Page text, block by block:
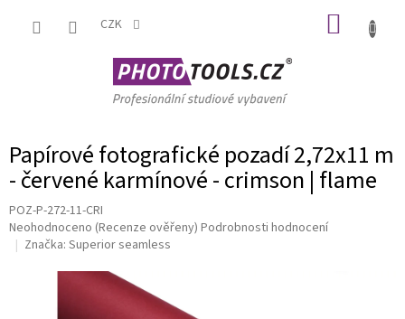
CZK
Papírové fotografické pozadí 2,72x11 m
- červené karmínové - crimson | flame
POZ-P-272-11-CRI
Průměrné
hodnocení
Neohodnoceno (Recenze ověřeny) Podrobnosti hodnocení
Značka: Superior seamless